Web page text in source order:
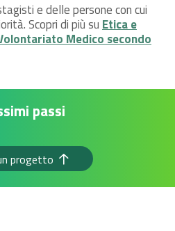
e delle persone con cui
Scopri di più su Etica e
Medico secondo
passi
progetto